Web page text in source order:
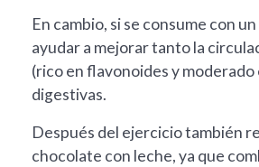
En cambio, si se consume con
ayudar a mejorar tanto la
(rico en flavonoides y
digestivas.
Después del ejercicio también
chocolate con leche, ya que